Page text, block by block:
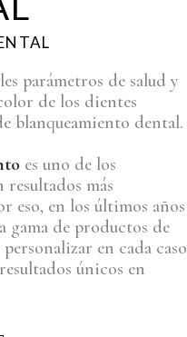
parámetros de salud y
de los dientes
blanqueamiento dental.
es uno de los
resultados más
eso, en los últimos años
gama de productos de
en cada caso
únicos en